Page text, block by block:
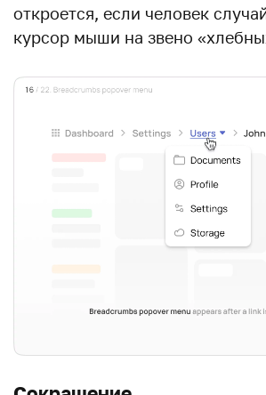
откроется, если человек
курсор мыши на звено